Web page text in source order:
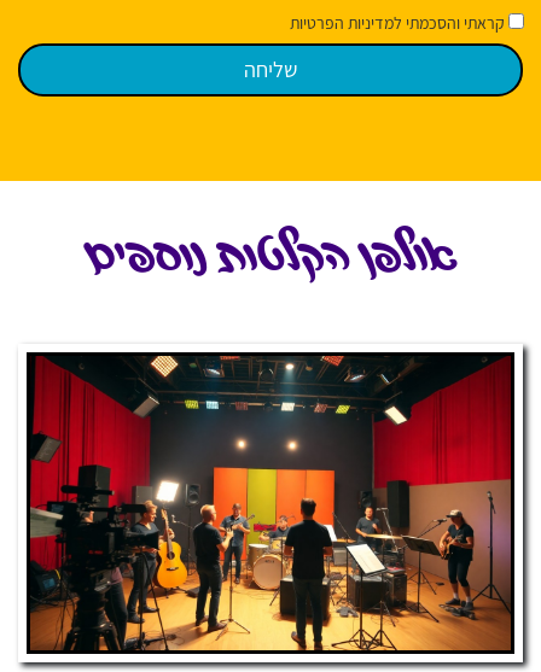
קראתי והסכמתי למדיניות הפרטיות
אולפן הקלטות נוספים